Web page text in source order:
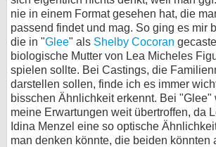
nie in einem Format gesehen hat, die
passend findet und mag. So ging es mir
die in "Glee" als Shelby Cocoran
biologische Mutter von Lea Micheles
spielen sollte. Bei Castings, die
darstellen sollen, finde ich es immer
bisschen Ähnlichkeit erkennt. Bei "Glee"
meine Erwartungen weit übertroffen, da
Idina Menzel eine so optische
man denken könnte, die beiden könnten